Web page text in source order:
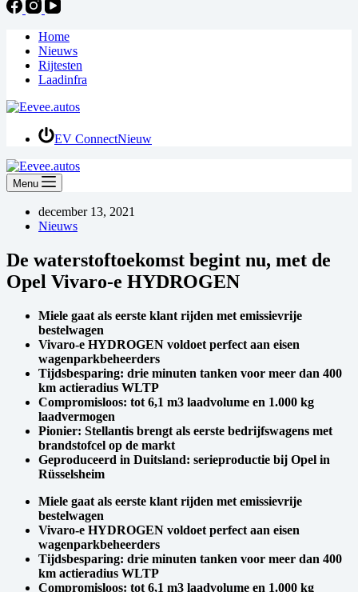
Home
Nieuws
Rijtesten
Laadinfra
EV ConnectNieuw
Menu
december 13, 2021
Nieuws
De waterstoftoekomst begint nu, met de
Opel Vivaro-e HYDROGEN
Miele gaat als eerste klant rijden met emissievrije
bestelwagen
Vivaro-e HYDROGEN voldoet perfect aan eisen
wagenparkbeheerders
Tijdsbesparing: drie minuten tanken voor meer dan 400
km actieradius WLTP
Compromisloos: tot 6,1 m3 laadvolume en 1.000 kg
laadvermogen
Pionier: Stellantis brengt als eerste bedrijfswagens met
brandstofcel op de markt
Geproduceerd in Duitsland: serieproductie bij Opel in
Rüsselsheim
Miele gaat als eerste klant rijden met emissievrije
bestelwagen
Vivaro-e HYDROGEN voldoet perfect aan eisen
wagenparkbeheerders
Tijdsbesparing: drie minuten tanken voor meer dan 400
km actieradius WLTP
Compromisloos: tot 6,1 m3 laadvolume en 1.000 kg